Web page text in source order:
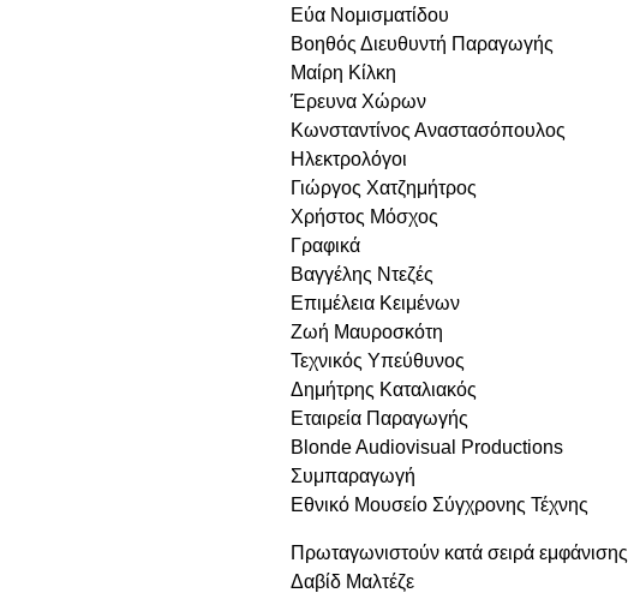
Εύα Νομισματίδου
Βοηθός Διευθυντή Παραγωγής
Μαίρη Κίλκη
Έρευνα Χώρων
Κωνσταντίνος Αναστασόπουλος
Ηλεκτρολόγοι
Γιώργος Χατζημήτρος
Χρήστος Μόσχος
Γραφικά
Βαγγέλης Ντεζές
Επιμέλεια Κειμένων
Ζωή Μαυροσκότη
Τεχνικός Υπεύθυνος
Δημήτρης Καταλιακός
Εταιρεία Παραγωγής
Blonde Audiovisual Productions
Συμπαραγωγή
Εθνικό Μουσείο Σύγχρονης Τέχνης
Πρωταγωνιστούν κατά σειρά εμφάνισης
Δαβίδ Μαλτέζε